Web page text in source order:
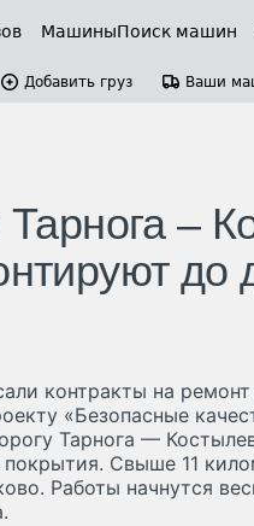
МашиныПоиск машин
Добавить груз Ваши
Тарнога –
до
контракты на
«Безопасные
Тарнога —
Свыше 11
Работы начнутся